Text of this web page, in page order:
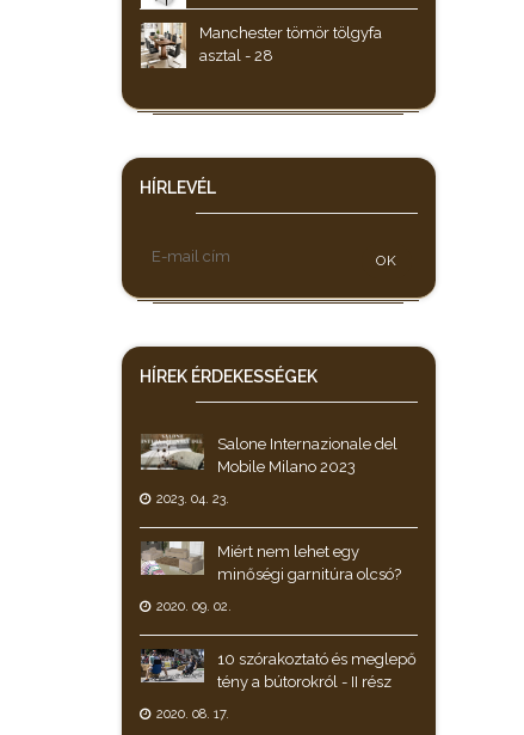
Manchester tömör tölgyfa
asztal - 28
HÍRLEVÉL
OK
HÍREK ÉRDEKESSÉGEK
Salone Internazionale del
Mobile Milano 2023
2023. 04. 23.
Miért nem lehet egy
minőségi garnitúra olcsó?
2020. 09. 02.
10 szórakoztató és meglepő
tény a bútorokról - II rész
2020. 08. 17.